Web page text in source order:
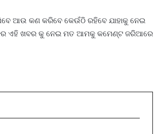
ଆଉ କଣ କରିବେ କେଉଁଠି ରହିବେ ଯାହାକୁ ନେଇ
ଏହି ଖବର କୁ ନେଇ ମତ ଆମକୁ କମେଣ୍ଟ ଜରିଆରେ